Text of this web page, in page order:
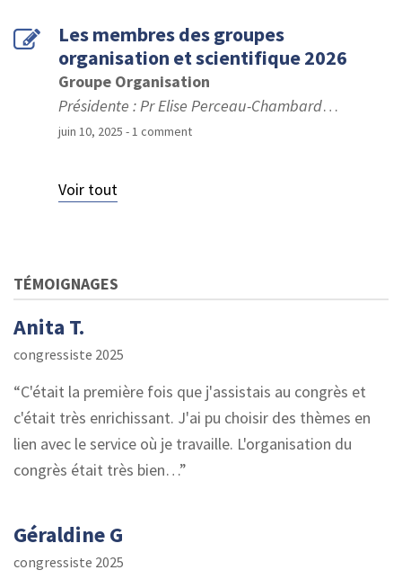
Les membres des groupes
organisation et scientifique 2026
Groupe Organisation
Présidente : Pr Elise Perceau-Chambard…
juin 10, 2025 - 1 comment
Voir tout
TÉMOIGNAGES
Anita T.
congressiste 2025
C'était la première fois que j'assistais au congrès et
c'était très enrichissant. J'ai pu choisir des thèmes en
lien avec le service où je travaille. L'organisation du
congrès était très bien…
Géraldine G
congressiste 2025